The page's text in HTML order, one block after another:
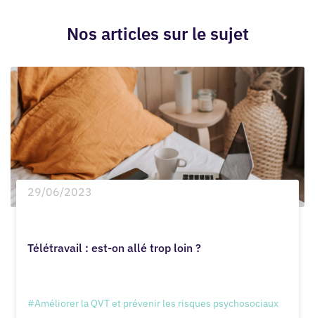
Nos articles sur le sujet
29/06/2023
Télétravail : est-on allé trop loin ?
#Améliorer la QVT et prévenir les risques psychosociaux